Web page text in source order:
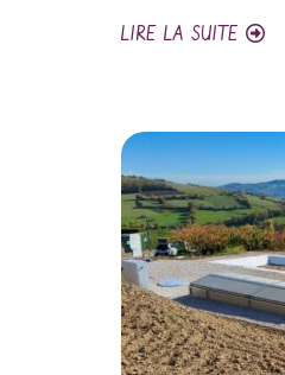
LIRE LA SUITE